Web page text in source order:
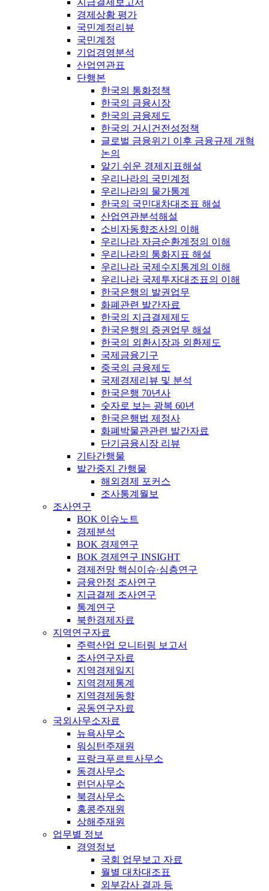
지급결제보고서
경제상황 평가
국민계정리뷰
국민계정
기업경영분석
산업연관표
단행본
한국의 통화정책
한국의 금융시장
한국의 금융제도
한국의 거시건전성정책
글로벌 금융위기 이후 금융규제 개혁
논의
알기 쉬운 경제지표해설
우리나라의 국민계정
우리나라의 물가통계
한국의 국민대차대조표 해설
산업연관분석해설
소비자동향조사의 이해
우리나라 자금순환계정의 이해
우리나라의 통화지표 해설
우리나라 국제수지통계의 이해
우리나라 국제투자대조표의 이해
한국은행의 발권업무
화폐관련 발간자료
한국의 지급결제제도
한국은행의 증권업무 해설
한국의 외환시장과 외환제도
국제금융기구
중국의 금융제도
국제경제리뷰 및 분석
한국은행 70년사
숫자로 보는 광복 60년
한국은행법 제정사
화폐박물관관련 발간자료
단기금융시장 리뷰
기타간행물
발간중지 간행물
해외경제 포커스
조사통계월보
조사연구
BOK 이슈노트
경제분석
BOK 경제연구
BOK 경제연구 INSIGHT
경제전망 핵심이슈·심층연구
금융안정 조사연구
지급결제 조사연구
통계연구
북한경제자료
지역연구자료
주력산업 모니터링 보고서
조사연구자료
지역경제일지
지역경제통계
지역경제동향
공동연구자료
국외사무소자료
뉴욕사무소
워싱턴주재원
프랑크푸르트사무소
동경사무소
런던사무소
북경사무소
홍콩주재원
상해주재원
업무별 정보
경영정보
국회 업무보고 자료
월별 대차대조표
외부감사 결과 등